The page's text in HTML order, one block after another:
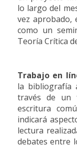
lo largo del
vez aprobado,
como un
Teoría Crítica
Trabajo en
la bibliografía
través de un
escritura
indicará
lectura
debates entre